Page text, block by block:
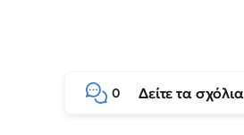
0 Δείτε τα σχόλια